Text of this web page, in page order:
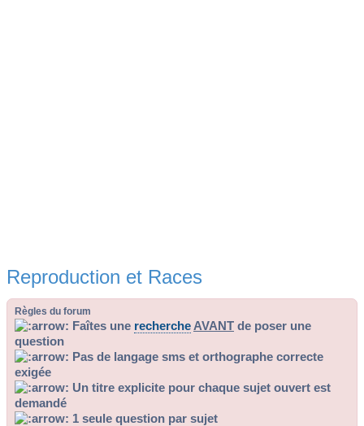
Reproduction et Races
Règles du forum
Faîtes une recherche AVANT de poser une
question
Pas de langage sms et orthographe correcte
exigée
Un titre explicite pour chaque sujet ouvert est
demandé
1 seule question par sujet